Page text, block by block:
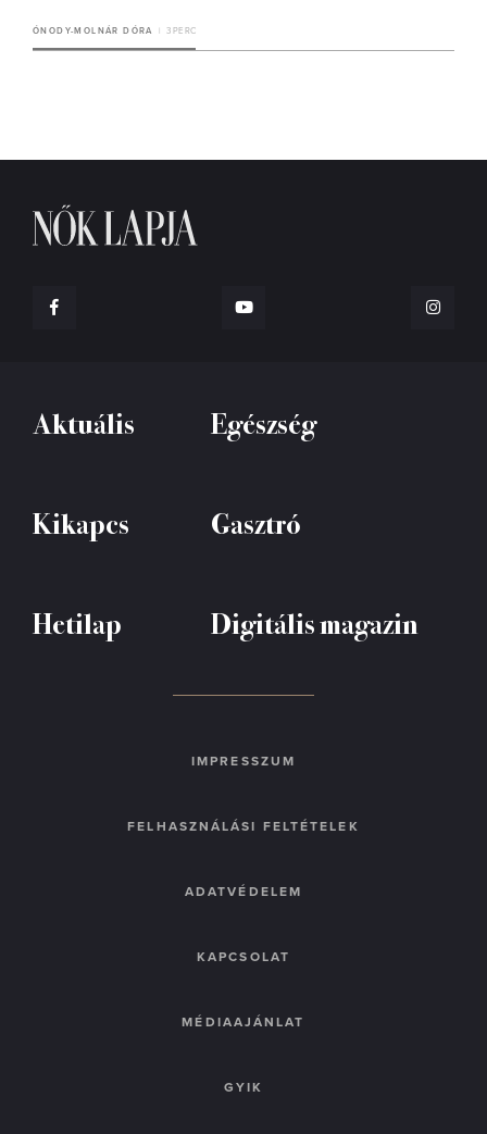
ÓNODY-MOLNÁR DÓRA 3 PERC
Aktuális Egészség
Kikapcs Gasztró
Hetilap Digitális magazin
IMPRESSZUM
FELHASZNÁLÁSI FELTÉTELEK
ADATVÉDELEM
KAPCSOLAT
MÉDIAAJÁNLAT
GYIK